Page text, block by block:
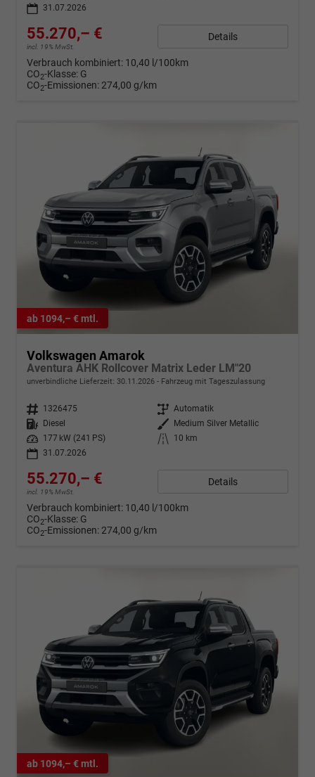
31.07.2026
55.270,– €
incl. 19% MwSt.
Details
Verbrauch kombiniert: 10,40 l/100km
CO2-Klasse: G
CO2-Emissionen: 274,00 g/km
ab 1094,– € mtl.
Volkswagen Amarok
Aventura AHK Rollcover Matrix Leder LM"20
unverbindliche Lieferzeit: 30.11.2026 Fahrzeug mit Tageszulassung
Fahrzeugnr. 1326475 Getriebe Automatik
Kraftstoff
Diesel Außenfarbe
Medium Silver Metallic
Leistung
177 kW (241 PS) Kilometerstand
10 km
31.07.2026
55.270,– €
incl. 19% MwSt.
Details
Verbrauch kombiniert: 10,40 l/100km
CO2-Klasse: G
CO2-Emissionen: 274,00 g/km
ab 1094,– € mtl.